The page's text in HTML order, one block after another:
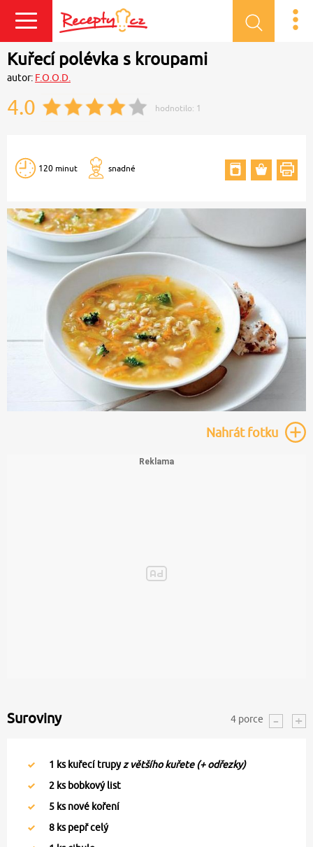
Přihlásit se
Kuřecí polévka s kroupami
autor: F.O.O.D.
4.0 hodnotilo: 1
120 minut snadné
Nahrátfotku
Suroviny 4 porce
1 ks kuřecí trupyz většího kuřete (+ odřezky)
2 ks bobkový list
5 ks nové koření
8 ks pepř celý